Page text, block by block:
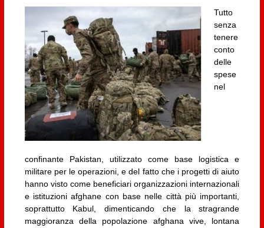
Tutto
senza
tenere
conto
delle
spese
nel
confinante Pakistan, utilizzato come base logistica e
militare per le operazioni, e del fatto che i progetti di aiuto
hanno visto come beneficiari organizzazioni internazionali
e istituzioni afghane con base nelle città più importanti,
soprattutto Kabul, dimenticando che la stragrande
maggioranza della popolazione afghana vive, lontana